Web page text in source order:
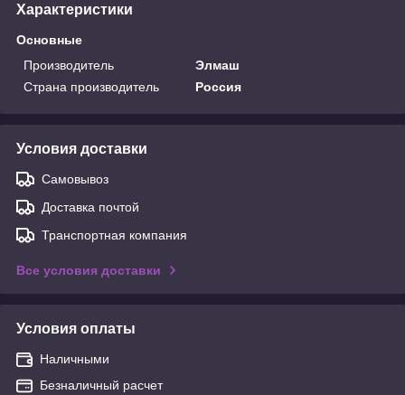
Характеристики
Основные
Производитель
Элмаш
Страна производитель
Россия
Условия доставки
Самовывоз
Доставка почтой
Транспортная компания
Все условия доставки
Условия оплаты
Наличными
Безналичный расчет